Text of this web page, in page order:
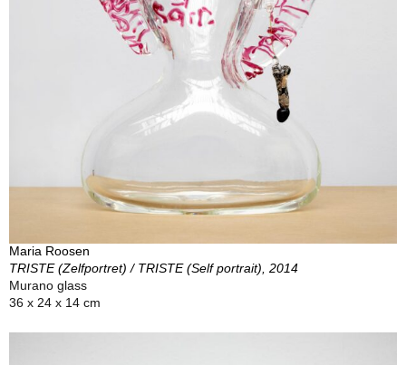
Maria Roosen
TRISTE (Zelfportret) / TRISTE (Self portrait), 2014
Murano glass
36 x 24 x 14 cm